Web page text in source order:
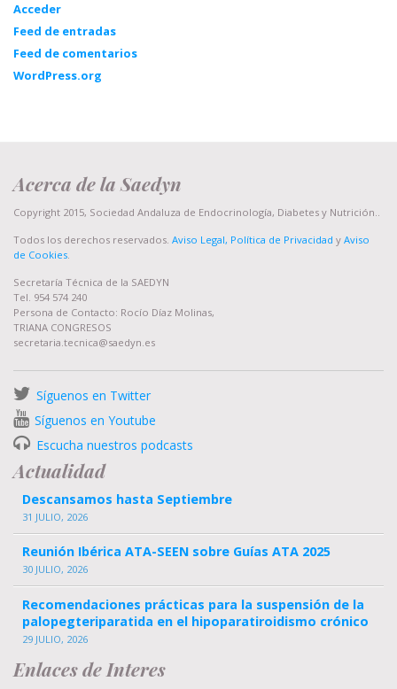
Acceder
Feed de entradas
Feed de comentarios
WordPress.org
Acerca de la Saedyn
Copyright 2015, Sociedad Andaluza de Endocrinología, Diabetes y Nutrición..
Todos los derechos reservados. Aviso Legal, Política de Privacidad y Aviso
de Cookies
Secretaría Técnica de la SAEDYN
Tel. 954 574 240
Persona de Contacto: Rocío Díaz Molinas,
TRIANA CONGRESOS
secretaria.tecnica@saedyn.es
Síguenos en Twitter
Síguenos en Youtube
Escucha nuestros podcasts
Actualidad
Descansamos hasta Septiembre
31 JULIO, 2026
Reunión Ibérica ATA-SEEN sobre Guías ATA 2025
30 JULIO, 2026
Recomendaciones prácticas para la suspensión de la
palopegteriparatida en el hipoparatiroidismo crónico
29 JULIO, 2026
Enlaces de Interes